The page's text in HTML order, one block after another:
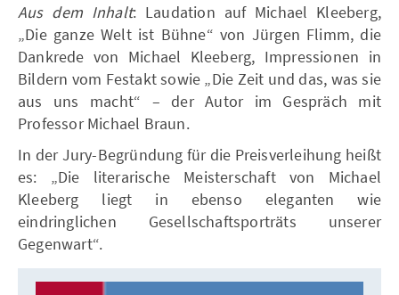
Aus dem Inhalt: Laudation auf Michael Kleeberg,
„Die ganze Welt ist Bühne“ von Jürgen Flimm, die
Dankrede von Michael Kleeberg, Impressionen in
Bildern vom Festakt sowie „Die Zeit und das, was sie
aus uns macht“ – der Autor im Gespräch mit
Professor Michael Braun.
In der Jury-Begründung für die Preisverleihung heißt
es: „Die literarische Meisterschaft von Michael
Kleeberg liegt in ebenso eleganten wie
eindringlichen Gesellschaftsporträts unserer
Gegenwart“.